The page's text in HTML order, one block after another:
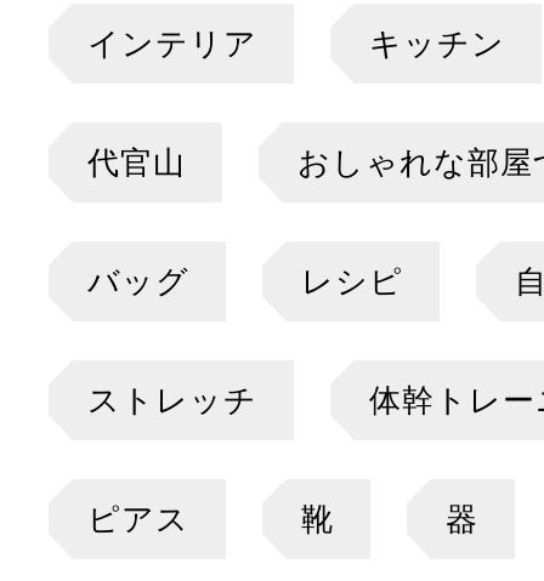
インテリア キッチン
代官山 おしゃれな部屋
バッグ レシピ
ストレッチ 体幹トレ
ピアス 靴 器